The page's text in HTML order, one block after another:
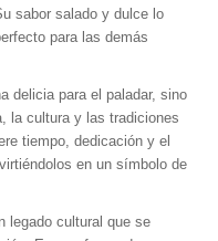
sabor salado y dulce lo
para las demás
delicia para el paladar, sino
la cultura y las tradiciones
tiempo, dedicación y el
en un símbolo de
legado cultural que se